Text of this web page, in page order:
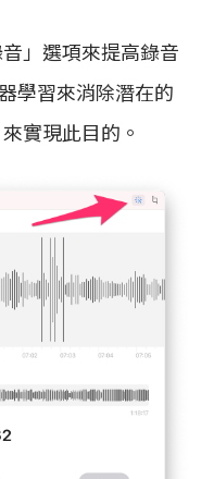
」選項來提高錄音
學習來消除潛在的
實現此目的。